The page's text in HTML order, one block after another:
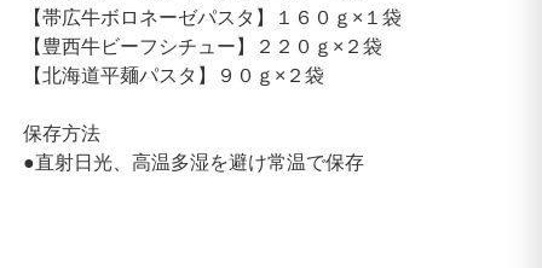
【帯広牛ボロネーゼパスタ】１６０ｇ×１袋
【豊西牛ビーフシチュー】２２０ｇ×２袋
【北海道平麺パスタ】９０ｇ×２袋
保存方法
●直射日光、高温多湿を避け常温で保存